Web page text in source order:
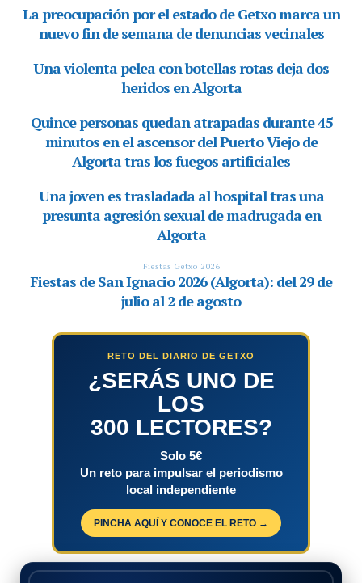
RETO DEL DIARIO DE GETXO
¿SERÁS UNO DE
LOS
300 LECTORES?
Solo 5€
Un reto para impulsar el periodismo
local independiente
PINCHA AQUÍ Y CONOCE EL RETO →